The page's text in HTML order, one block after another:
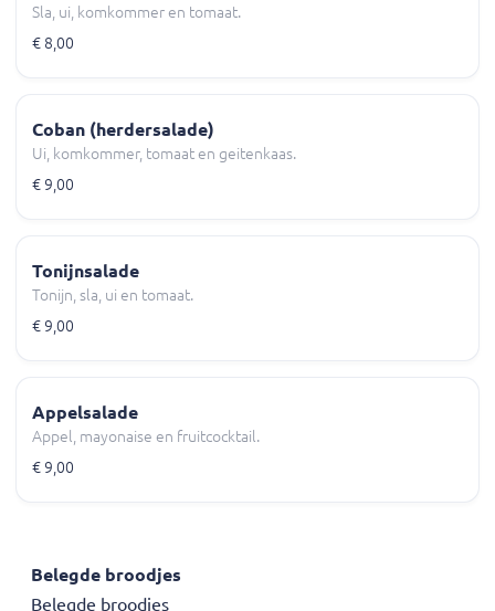
Sla, ui, komkommer en tomaat.
€ 8,00
Coban (herdersalade)
Ui, komkommer, tomaat en geitenkaas.
€ 9,00
Tonijnsalade
Tonijn, sla, ui en tomaat.
€ 9,00
Appelsalade
Appel, mayonaise en fruitcocktail.
€ 9,00
Belegde broodjes
Belegde broodjes